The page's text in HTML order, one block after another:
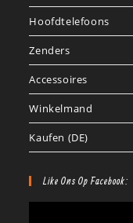
Hoofdtelefoons
Zenders
Accessoires
Winkelmand
Kaufen (DE)
Like Ons Op Facebook: